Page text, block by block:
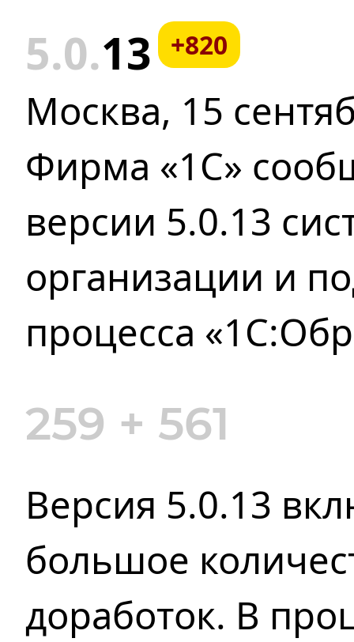
5.0.13 +820
Москва, 15
Фирма «1С»
версии 5.0.13
организации и
процесса
259 + 561
Версия 5.0.13
большое
доработок. В